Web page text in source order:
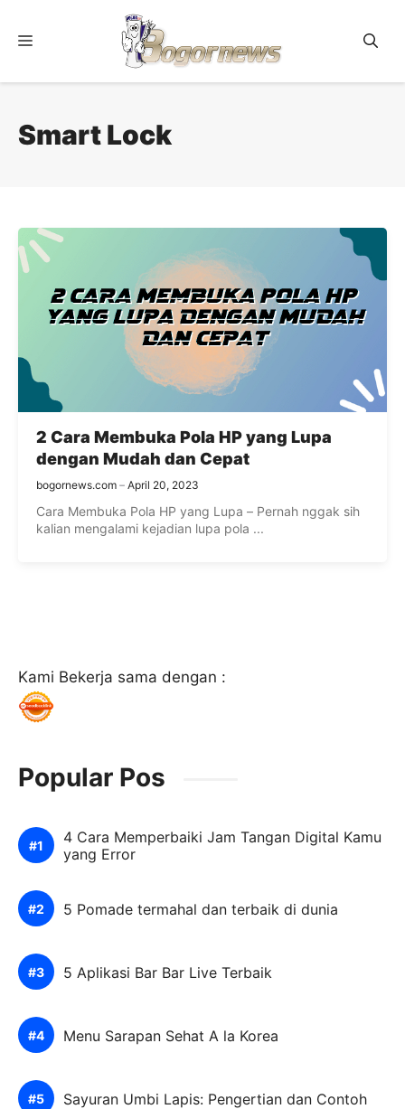
Menu
Smart Lock
2 Cara Membuka Pola HP yang Lupa
dengan Mudah dan Cepat
bogornews.com April 20, 2023
Cara Membuka Pola HP yang Lupa – Pernah nggak sih
kalian mengalami kejadian lupa pola ...
Kami Bekerja sama dengan :
Popular Pos
4 Cara Memperbaiki Jam Tangan Digital Kamu
yang Error
5 Pomade termahal dan terbaik di dunia
5 Aplikasi Bar Bar Live Terbaik
Menu Sarapan Sehat A la Korea
Sayuran Umbi Lapis: Pengertian dan Contoh